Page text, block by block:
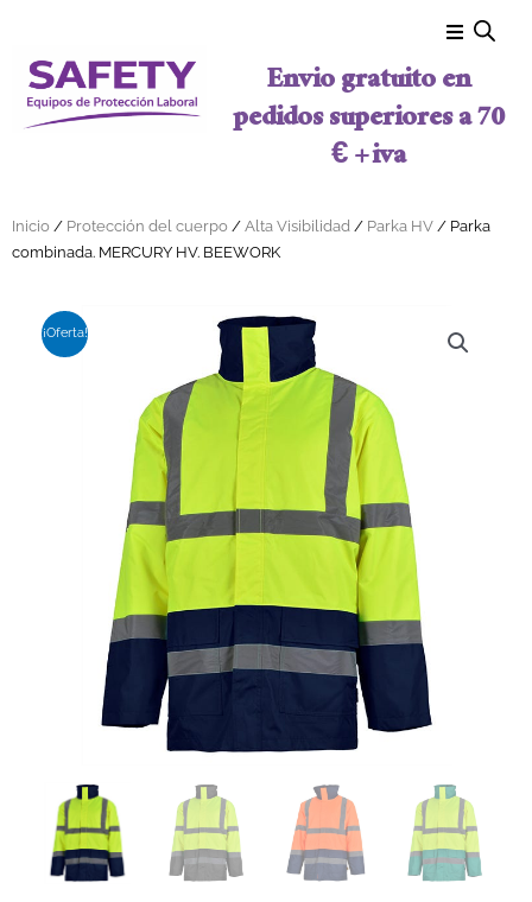
Envio gratuito en
pedidos superiores a 70
€ + iva
Inicio / Protección del cuerpo / Alta Visibilidad / Parka HV / Parka
combinada. MERCURY HV. BEEWORK
¡Oferta!